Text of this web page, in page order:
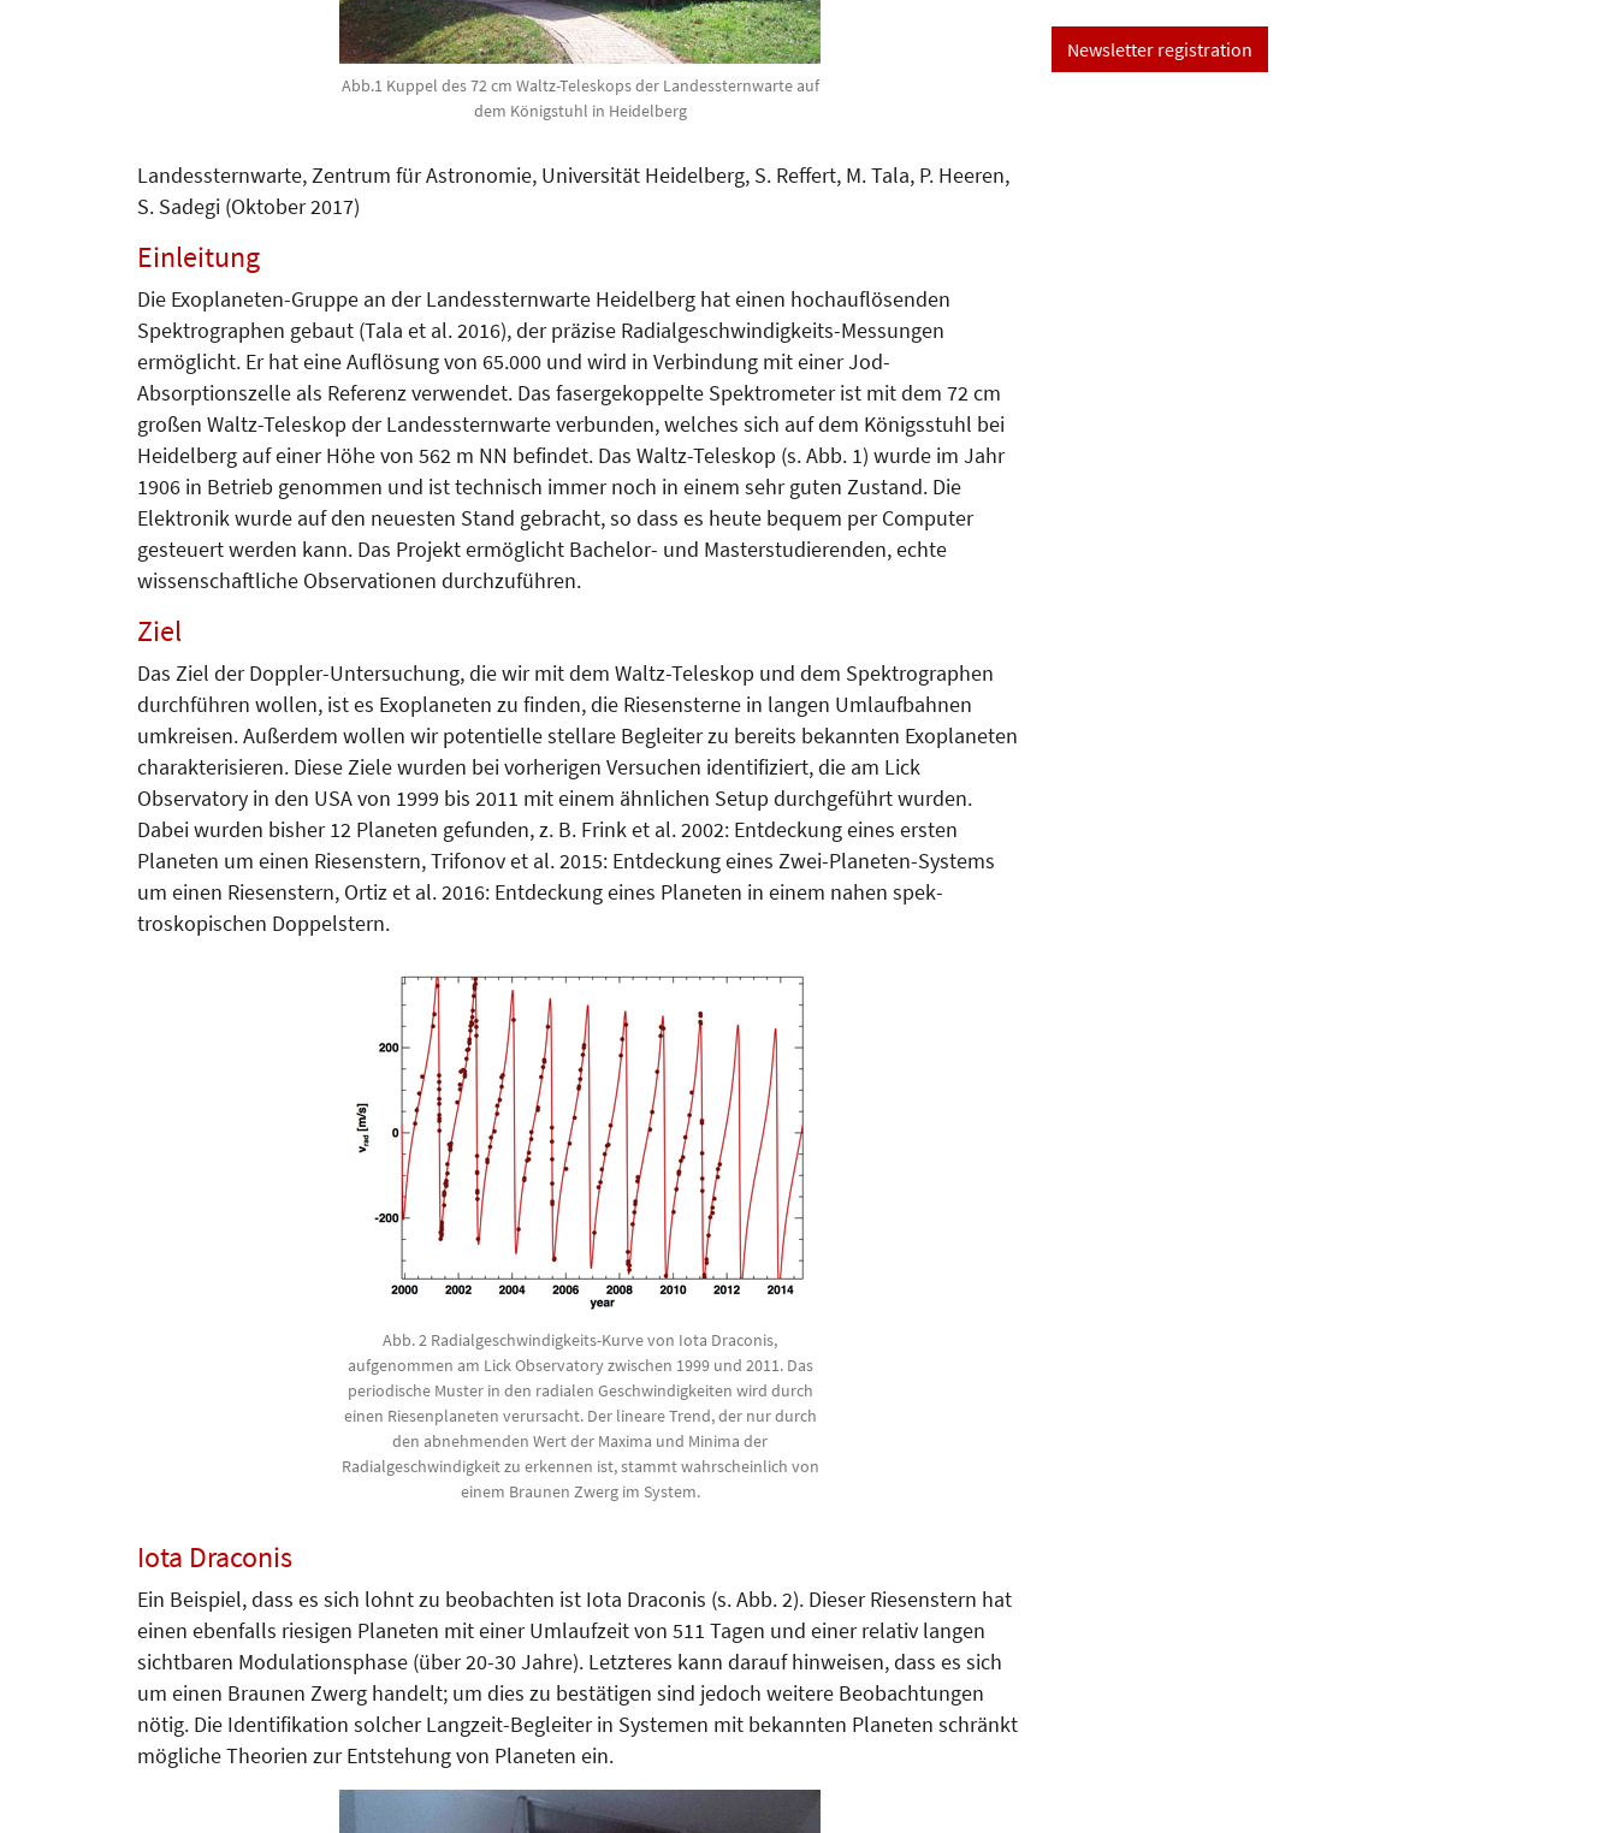
Abb.1 Kuppel des 72 cm Waltz-Teleskops der Landessternwarte auf
dem Königstuhl in Heidelberg
Landessternwarte, Zentrum für Astro­nomie, Universität Heidelberg, S. Reffert, M. Tala, P. Heeren,
S. Sadegi (Okto­ber 2017)
Einleitung
Die Exoplaneten-Gruppe an der Lan­des­sternwarte Heidelberg hat einen hoch­auflösenden
Spektrographen gebaut (Tala et al. 2016), der präzise Ra­dial­geschwindigkeits-Messungen
ermöglicht. Er hat eine Auflösung von 65.000 und wird in Verbindung mit einer Jod-
Absorptionszelle als Referenz verwendet. Das fasergekoppelte Spek­tro­meter ist mit dem 72 cm
großen Waltz-Teleskop der Landes­stern­war­te verbunden, welches sich auf dem Königsstuhl bei
Heidel­berg auf einer Höhe von 562 m NN befindet. Das Waltz-Teleskop (s. Abb. 1) wurde im Jahr
1906 in Betrieb genommen und ist technisch immer noch in einem sehr guten Zustand. Die
Elektronik wurde auf den neuesten Stand gebracht, so dass es heute bequem per Com­puter
gesteuert werden kann. Das Projekt ermöglicht Bachelor- und Mas­terstudierenden, echte
wissenschaftliche Observationen durchzuführen.
Ziel
Das Ziel der Doppler-Untersuchung, die wir mit dem Waltz-Teleskop und dem Spektrographen
durchführen wollen, ist es Exoplaneten zu finden, die Riesensterne in langen Umlaufbahnen
umkreisen. Außerdem wollen wir potentielle stellare Begleiter zu bereits bekannten Exoplaneten
charakterisieren. Diese Ziele wurden bei vorherigen Versuchen identifiziert, die am Lick
Observatory in den USA von 1999 bis 2011 mit einem ähnlichen Setup durchgeführt wurden.
Dabei wurden bisher 12 Planeten gefunden, z. B. Frink et al. 2002: Entdeckung eines ersten
Planeten um einen Riesenstern, Trifonov et al. 2015: Entdeckung ei­nes Zwei-Planeten-Systems
um einen Riesenstern, Ortiz et al. 2016: Entdec­kung eines Planeten in einem nahen spek­
troskopischen Doppelstern.
Abb. 2 Radialgeschwindigkeits-Kurve von Iota Draconis,
aufgenommen am Lick Observatory zwischen 1999 und 2011. Das
periodische Muster in den radialen Geschwindigkeiten wird durch
einen Riesenplaneten verursacht. Der lineare Trend, der nur durch
den abnehmenden Wert der Maxima und Minima der
Radialgeschwindigkeit zu erkennen ist, stammt wahrscheinlich von
einem Braunen Zwerg im System.
Iota Draconis
Ein Beispiel, dass es sich lohnt zu beobachten ist Iota Draconis (s. Abb. 2). Dieser Riesenstern hat
einen ebenfalls riesigen Planeten mit einer Umlaufzeit von 511 Tagen und einer relativ langen
sichtbaren Modulationsphase (über 20-30 Jahre). Letzteres kann darauf hinweisen, dass es sich
um einen Braunen Zwerg handelt; um dies zu bestätigen sind jedoch weitere Beobachtungen
nötig. Die Identifikation solcher Lang­zeit-Be­gleiter in Systemen mit bekann­ten Planeten schränkt
mögliche Theo­rien zur Entstehung von Planeten ein.
Newsletter registration